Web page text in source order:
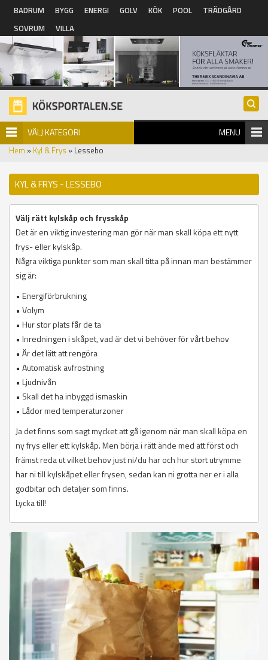
Hoppa till huvudinnehåll
BADRUM BYGG ENERGI GOLV KÖK POOL
TRÄDGÅRD
SOVRUM
VILLA
VÄLJ KATEGORI MENU
Hem » Kyl & Frys » Lessebo
KYL & FRYS - LESSEBO
Välj rätt kylskåp och frysskåp
Det är en viktig investering man gör när man skall köpa ett nytt
frys- eller kylskåp.
Några viktiga punkter som man skall titta på innan man bestämmer
sig är:
• Energiförbrukning
• Volym
• Hur stor plats får de ta
• Inredningen i skåpet, vad är det vi behöver för vårt behov
• Är det lätt att rengöra
• Automatisk avfrostning
• Ljudnivån
• Skall det ha inbyggd ismaskin
• Lådor med temperaturzoner
Ja det finns som sagt mycket att gå igenom när man skall köpa en
ny frys eller ett kylskåp. Men börja i rätt ände med att först och
främst reda ut vilket behov just ni/du har och hur stort utrymme
har ni till kylskåpet eller frysen, sedan kan ni grotta ner er i alla
godbitar och detaljer som finns.
Lycka till!